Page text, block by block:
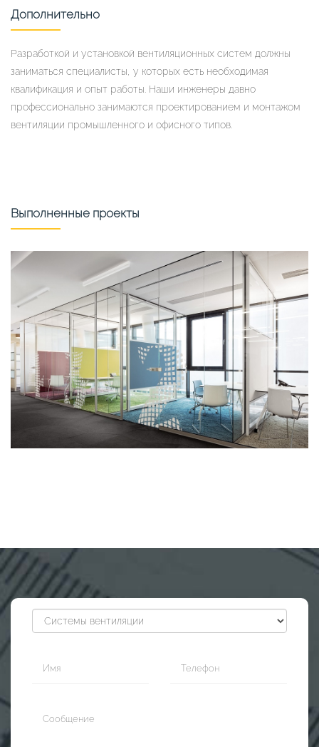
Дополнительно
Разработкой и установкой вентиляционных систем должны
заниматься специалисты, у которых есть необходимая
квалификация и опыт работы. Наши инженеры давно
профессионально занимаются проектированием и монтажом
вентиляции промышленного и офисного типов.
Выполненные проекты